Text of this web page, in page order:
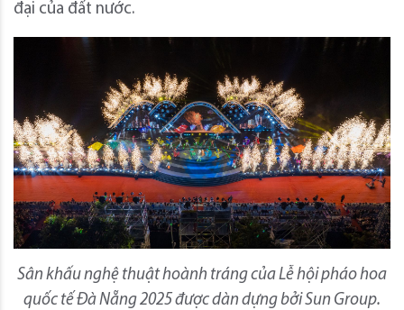
đại của đất nước.
Sân khấu nghệ thuật hoành tráng của Lễ hội pháo hoa
quốc tế Đà Nẵng 2025 được dàn dựng bởi Sun Group.